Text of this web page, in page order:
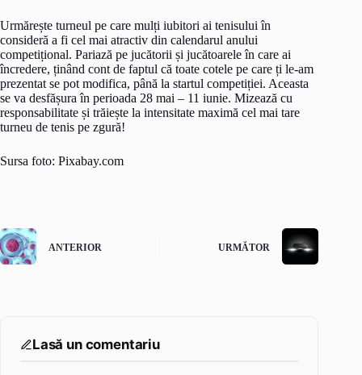
Urmărește turneul pe care mulți iubitori ai tenisului în
consideră a fi cel mai atractiv din calendarul anului
competițional. Pariază pe jucătorii și jucătoarele în care ai
încredere, ținând cont de faptul că toate cotele pe care ți le-am
prezentat se pot modifica, până la startul competiției. Aceasta
se va desfășura în perioada 28 mai – 11 iunie. Mizează cu
responsabilitate și trăiește la intensitate maximă cel mai tare
turneu de tenis pe zgură!
Sursa foto: Pixabay.com
ANTERIOR URMĂTOR
Lasă un comentariu